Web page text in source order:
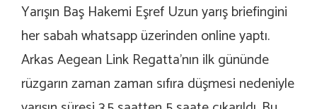
Yarışın Baş Hakemi Eşref Uzun yarış briefingini
her sabah whatsapp üzerinden online yaptı.
Arkas Aegean Link Regatta’nın ilk gününde
rüzgarın zaman zaman sıfıra düşmesi nedeniyle